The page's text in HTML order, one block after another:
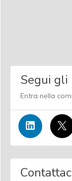
Segui
Entra nella